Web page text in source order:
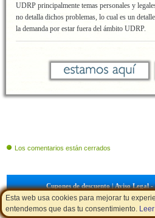
Esta web usa cookies para mejorar tu
entendemos que das tu consentimiento.
UDRP principalmente temas personales y
no detalla dichos problemas, lo cual es un
la demanda por estar fuera del ámbito UDRP.
Los comentarios están cerrados
Cupones de descuento|Aviso Legal -